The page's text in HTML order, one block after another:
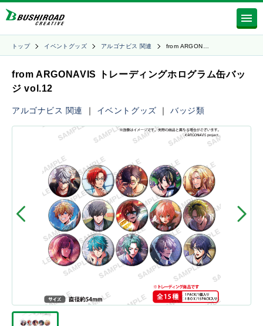
トップ イベントグッズ アルゴナビス 関連 from ARGON…
from ARGONAVIS トレーディングホログラム缶バッ
ジ vol.12
アルゴナビス 関連 ｜ イベントグッズ ｜バッジ類